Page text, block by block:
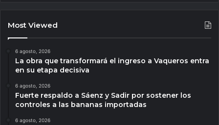
Most Viewed
6 agosto, 2026
La obra que transformará el ingreso a Vaqueros entra
en su etapa decisiva
6 agosto, 2026
Fuerte respaldo a Sáenz y Sadir por sostener los
controles a las bananas importadas
6 agosto, 2026